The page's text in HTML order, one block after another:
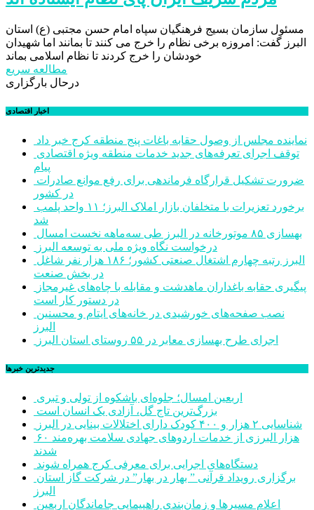
مسئول سازمان بسیج فرهنگیان سپاه امام حسن مجتبی (ع) استان
البرز گفت: امروزه برخی نظام را خرج می کنند تا بمانند اما شهیدان
خودشان را خرج کردند تا نظام اسلامی بماند
مطالعه سریع
درحال بارگزاری
اخبار اقتصادی
نماینده مجلس از وصول حقابه باغات پنج منطقه کرج خبر داد
پیام
در کشور
شد
بهسازی ۸۵ موتورخانه در البرز طی سه‌ماهه نخست امسال
درخواست نگاه ویژه ملی به توسعه البرز
در بخش صنعت
در دستور کار است
البرز
اجرای طرح بهسازی معابر در ۵۵ روستای استان البرز
جديدترين خبرها
اربعین امسال؛ جلوه‌ای باشکوه از تولی و تبری
بزرگ‌ترین تاج گل، آزادی یک انسان است
شناسایی ۲ هزار و ۴۰۰ کودک دارای اختلالات بینایی در البرز
۶۰ هزار البرزی از خدمات اردوهای جهادی سلامت بهره‌مند
شدند
دستگاه‌های اجرایی برای معرفی کرج همراه شوند
البرز